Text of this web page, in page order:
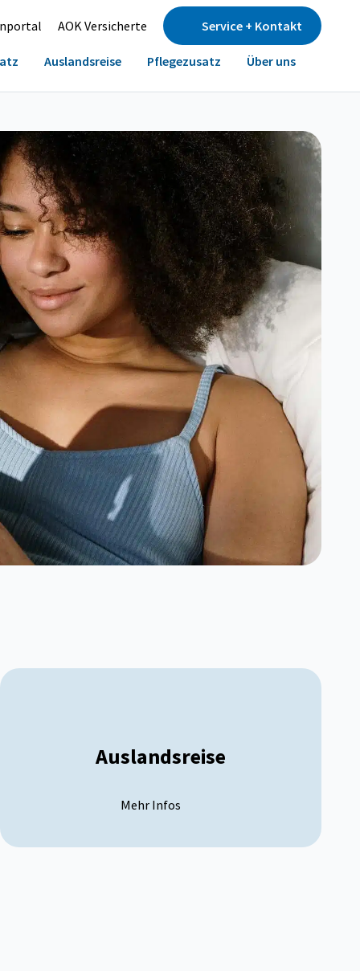
AOK Versicherte Service + Kontakt
Auslandsreise Pflegezusatz Über uns
Auslandsreise
Mehr Infos